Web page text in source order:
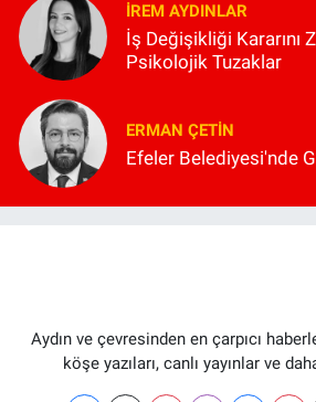
İREM AYDINLAR
İş Değişikliği Kararını
Psikolojik Tuzaklar
ERMAN ÇETIN
Efeler Belediyesi'nde
Aydın ve çevresinden en çarpıcı
köşe yazıları, canlı yayınlar ve